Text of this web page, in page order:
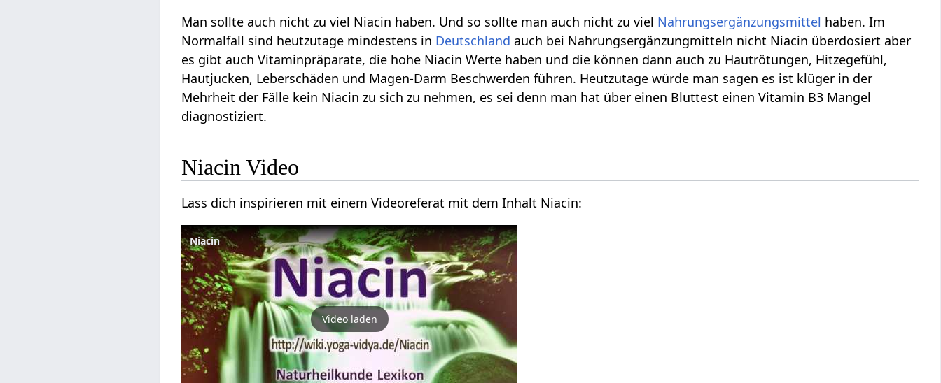
Man sollte auch nicht zu viel Niacin haben. Und so sollte man auch nicht zu viel Nahrungsergänzungsmittel haben. Im
Normalfall sind heutzutage mindestens in Deutschland auch bei Nahrungsergänzungmitteln nicht Niacin überdosiert aber
es gibt auch Vitaminpräparate, die hohe Niacin Werte haben und die können dann auch zu Hautrötungen, Hitzegefühl,
Hautjucken, Leberschäden und Magen-Darm Beschwerden führen. Heutzutage würde man sagen es ist klüger in der
Mehrheit der Fälle kein Niacin zu sich zu nehmen, es sei denn man hat über einen Bluttest einen Vitamin B3 Mangel
diagnostiziert.
Niacin Video
Lass dich inspirieren mit einem Videoreferat mit dem Inhalt Niacin:
Niacin
Video laden